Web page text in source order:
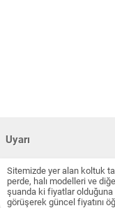
Uyarı
Sitemizde yer alan koltuk
perde, halı modelleri ve
şuanda ki fiyatlar olduğuna
görüşerek güncel fiyatını